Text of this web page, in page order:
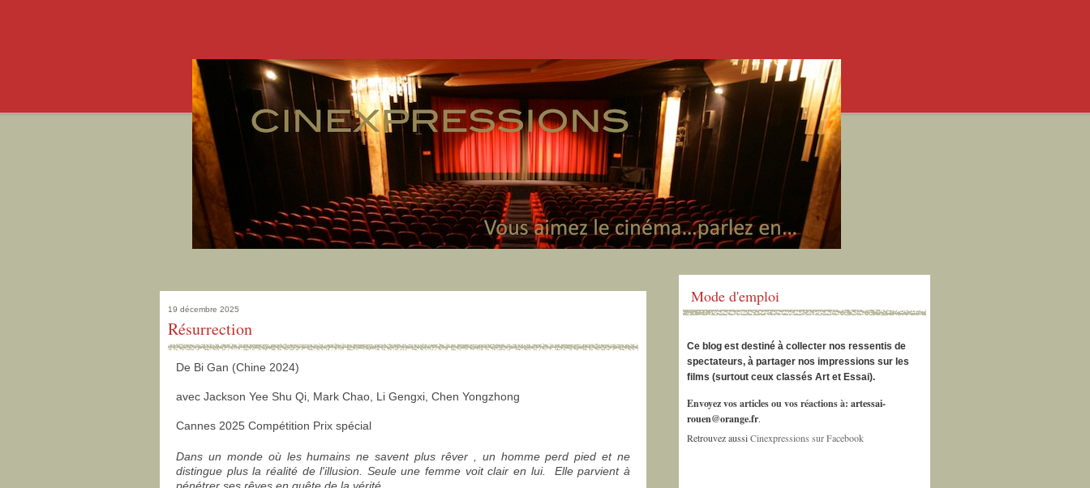
19 décembre 2025
Résurrection
De Bi Gan (Chine 2024)
avec Jackson Yee Shu Qi, Mark Chao, Li Gengxi, Chen Yongzhong
Cannes 2025 Compétition Prix spécial
Dans un monde où les humains ne savent plus rêver , un homme perd pied et ne
distingue plus la réalité de l'illusion. Seule une femme voit clair en lui. Elle parvient à
Mode d'emploi
Ce blog est destiné à collecter nos ressentis de
spectateurs, à partager nos impressions sur les
films (surtout ceux classés Art et Essai).
Envoyez vos articles ou vos réactions à: artessai-
rouen@orange.fr.
Retrouvez aussiCinexpressions sur Facebook